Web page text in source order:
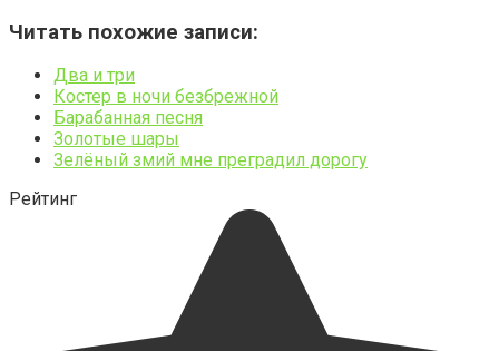
Читать похожие записи:
Два и три
Костер в ночи безбрежной
Барабанная песня
Золотые шары
Зелёный змий мне преградил дорогу
Рейтинг